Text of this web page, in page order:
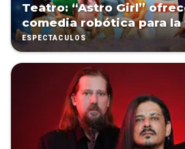
Teatro: “Astro Girl”
comedia robótica para
ESPECTÁCULOS